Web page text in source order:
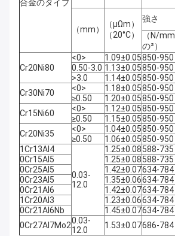
合金のタイプ
（mm）
（μΩm）
（20°C）
強さ
（N/mm
の²）
Cr20Ni80
<0> 1.09±0.05850-950
0.50-3.0 1.13±0.05850-950
>3.0
1.14±0.05850-950
Cr30Ni70
<0> 1.18±0.05850-950
≥0.50
1.20±0.05850-950
Cr15Ni60
<0> 1.12±0.05850-950
≥0.50
1.15±0.05850-950
Cr20Ni35
<0> 1.04±0.05850-950
≥0.50
1.06±0.05850-950
1Cr13Al4
0.03-
12.0
1.25±0.08588-735
0Cr15Al5
1.25±0.08588-735
0Cr25Al5
1.42±0.07634-784
0Cr23Al5
1.35±0.06634-784
0Cr21Al6
1.42±0.07634-784
1Cr20Al3
1.23±0.06634-784
0Cr21Al6Nb
1.45±0.07634-784
0Cr27Al7Mo20.03-
12.0
1.53±0.07686-784